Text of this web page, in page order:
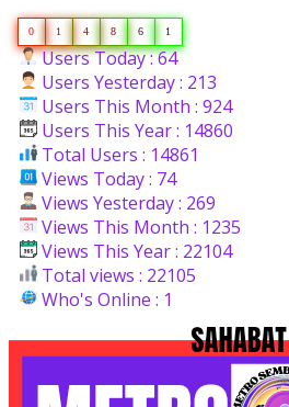
0 1 4 8 6 1
Users Today : 64
Users Yesterday : 213
Users This Month : 924
Users This Year : 14860
Total Users : 14861
Views Today : 74
Views Yesterday : 269
Views This Month : 1235
Views This Year : 22104
Total views : 22105
Who's Online : 1